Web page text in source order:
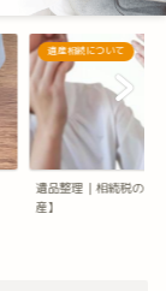
遺産相続について
遺品整理｜相続税のか
産】